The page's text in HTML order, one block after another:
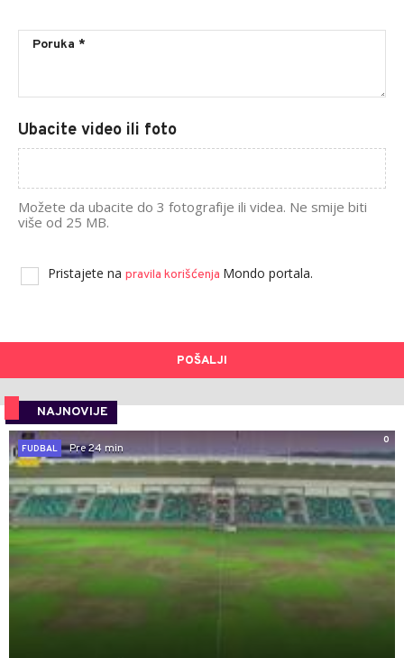
Ubacite video ili foto
Možete da ubacite do 3 fotografije ili videa. Ne smije biti
više od 25 MB.
Pristajete na pravila korišćenja Mondo portala.
POŠALJI
NAJNOVIJE
0
FUDBAL
Pre 24 min